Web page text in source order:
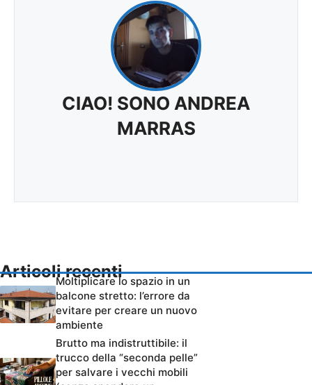
CIAO! SONO ANDREA
MARRAS
Articoli recenti
Moltiplicare lo spazio in un
balcone stretto: l’errore da
evitare per creare un nuovo
ambiente
Brutto ma indistruttibile: il
trucco della “seconda pelle”
per salvare i vecchi mobili